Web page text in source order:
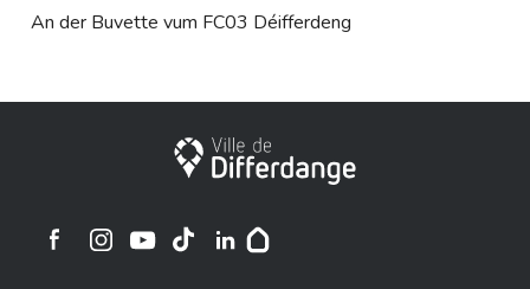
An der Buvette vum FC03 Déifferdeng
City of Differdange
Ville de Differdange sur Instagram